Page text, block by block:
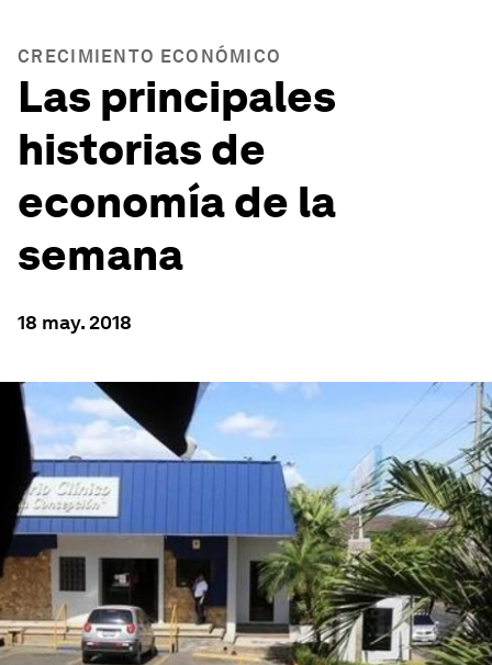
CRECIMIENTO ECONÓMICO
Las principales
historias de
economía de la
semana
18 may. 2018